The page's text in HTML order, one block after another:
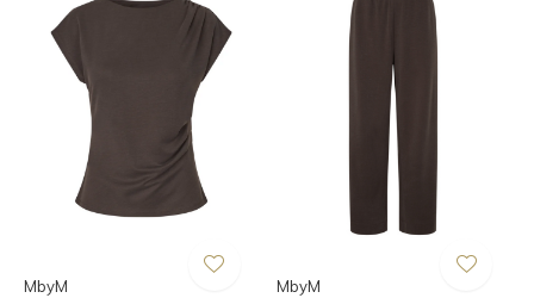
MbyM MbyM